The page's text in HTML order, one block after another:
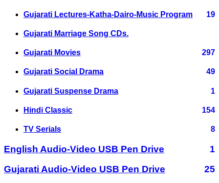
Gujarati Lectures-Katha-Dairo-Music Program 19
Gujarati Marriage Song CDs.
Gujarati Movies 297
Gujarati Social Drama 49
Gujarati Suspense Drama 1
Hindi Classic 154
TV Serials 8
English Audio-Video USB Pen Drive
1
Gujarati Audio-Video USB Pen Drive
25